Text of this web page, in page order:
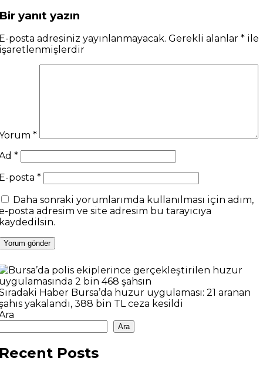
yanıt yazın
posta adresiniz yayınlanmayacak. Gerekli alanlar * ile
*
*
posta *
Daha sonraki yorumlarımda kullanılması için adım,
posta adresim ve site adresim bu tarayıcıya
Haber Bursa’da huzur uygulaması: 21 aranan
yakalandı, 388 bin TL ceza kesildi
Ara
Posts